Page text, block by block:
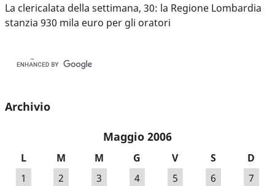
La clericalata della settimana, 30: la Regione Lombardia
stanzia 930 mila euro per gli oratori
Archivio
Maggio 2006
L M M G V S
D
1
2 3 4 5 6
7